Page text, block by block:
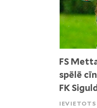
FS
spēlē
FK